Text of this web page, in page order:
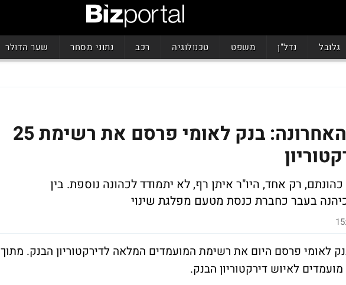
גלובל נדל"ן משפט טכנולוגיה רכב נתוני מסחר שער הדולר
הגיעו ליישורת האחרונה: בנק לאומי פרסם את רשימת 25
כהונתם, רק אחד, היו"ר איתן רף, לא יתמודד לכהונה נוספת. בין
בעבר כחברת כנסת מטעם מפלגת שינוי
לאומי פרסם היום את רשימת המועמדים המלאה לדירקטוריון הבנק. מתוך